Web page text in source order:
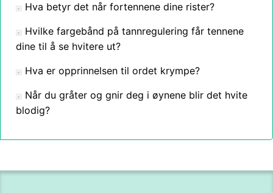
Hva betyr det når fortennene dine rister?
Hvilke fargebånd på tannregulering får tennene
dine til å se hvitere ut?
Hva er opprinnelsen til ordet krympe?
Når du gråter og gnir deg i øynene blir det hvite
blodig?